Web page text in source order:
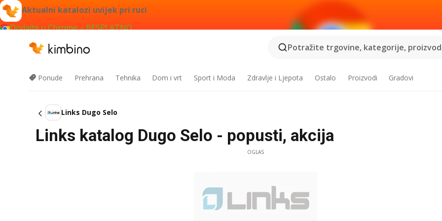
Aktualni katalozi uvijek pri ruci
Dodajte u Chrome – BESPLATNO
Potražite trgovine, kategorije,
Ponude Prehrana Tehnika Dom i vrt Sport i Moda Zdravlje i Ljepota Ostalo Proizvodi Gradovi
Links Dugo Selo
Links katalog Dugo Selo - popusti, akcija
OGLAS